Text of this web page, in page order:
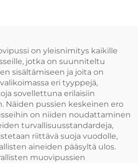
on yleisnimitys kaikille
jotka on suunniteltu
sisältämiseen ja joita on
eri tyyppejä,
sovellettuna erilaisiin
Näiden pussien keskeinen ero
on niiden noudattaminen
turvallisuusstandardeja,
riittävä suoja vuodolle,
aineiden pääsyltä ulos.
muovipussien